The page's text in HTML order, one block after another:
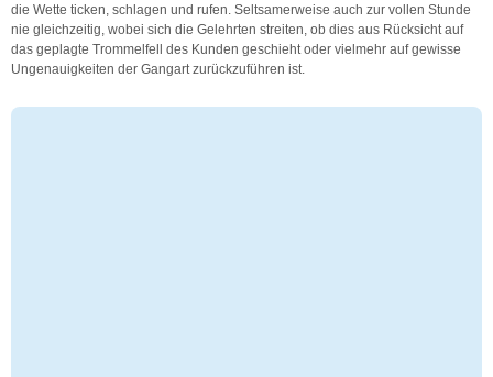
die Wette ticken, schlagen und rufen. Seltsamerweise auch zur vollen Stunde
nie gleichzeitig, wobei sich die Gelehrten streiten, ob dies aus Rücksicht auf
das geplagte Trommelfell des Kunden geschieht oder vielmehr auf gewisse
Ungenauigkeiten der Gangart zurückzuführen ist.